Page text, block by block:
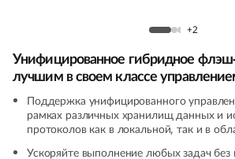
0
0
на основе флеш-памяти
+2
Унифицированное гибридное
лучшим в своем классе
Поддержка унифицированного
рамках различных хранилищ данных и
протоколов как в локальной, так и в
Ускоряйте выполнение любых задач без